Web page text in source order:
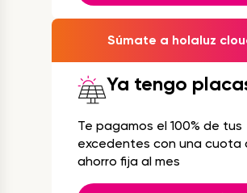
Súmate a holaluz
Ya tengo
Te pagamos el 100% de tus
excedentes con una cuota
ahorro fija al mes